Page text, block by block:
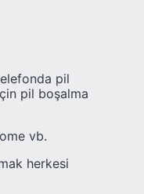
pil
pil boşalma
vb.
herkesi